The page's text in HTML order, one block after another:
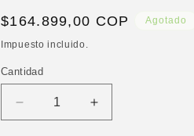
Precio
habitual
$164.899,00 COP Agotado
Impuesto incluido.
Cantidad
Reducir
cantidad
Aumentar
cantidad